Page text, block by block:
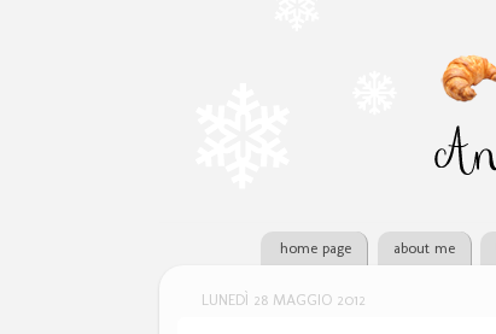
home page about me
LUNEDÌ 28 MAGGIO 2012